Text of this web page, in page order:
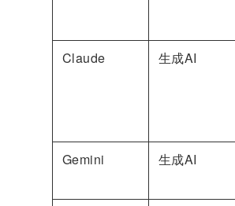
Claude
生成AI
Gemini
生成AI